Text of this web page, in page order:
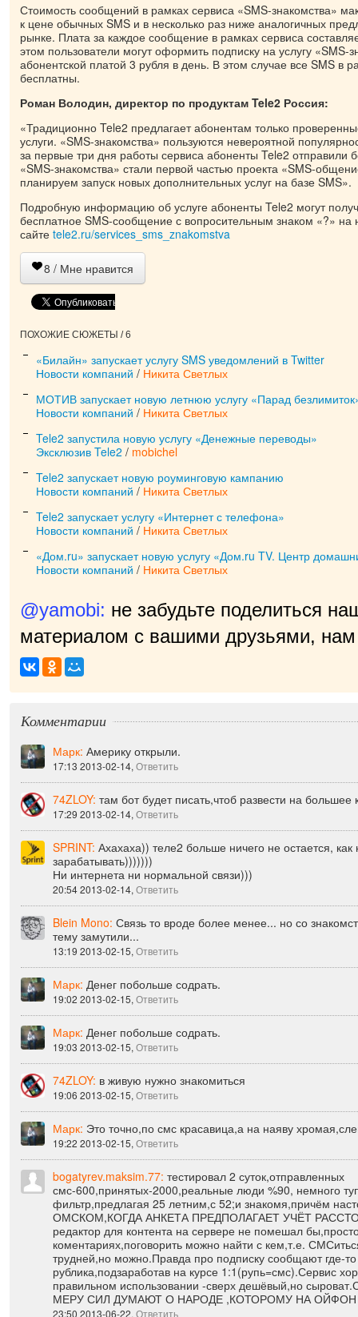
Стоимость сообщений в рамках сервиса «SMS-знакомства»
к цене обычных SMS и в несколько раз ниже аналогичных
рынке. Плата за каждое сообщение в рамках сервиса
этом пользователи могут оформить подписку на услугу «SMS-
абонентской платой 3 рубля в день. В этом случае все SMS в
бесплатны.
Роман Володин, директор по продуктам Tele2 Россия:
«Традиционно Tele2 предлагает абонентам только
услуги. «SMS-знакомства» пользуются невероятной
за первые три дня работы сервиса абоненты Tele2 отправили
«SMS-знакомства» стали первой частью проекта «SMS-
планируем запуск новых дополнительных услуг на базе SMS».
Подробную информацию об услуге абоненты Tele2 могут
бесплатное SMS-сообщение с вопросительным знаком «?» на
сайте tele2.ru/services_sms_znakomstva
8 / Мне нравится
ПОХОЖИЕ СЮЖЕТЫ / 6
«Билайн» запускает услугу SMS уведомлений в Twitter
Новости компаний / Никита Светлых
МОТИВ запускает новую летнюю услугу «Парад
Новости компаний / Никита Светлых
Tele2 запустила новую услугу «Денежные переводы»
Эксклюзив Tele2 / mobichel
Tele2 запускает новую роуминговую кампанию
Новости компаний / Никита Светлых
Tele2 запускает услугу «Интернет с телефона»
Новости компаний / Никита Светлых
«Дом.ru» запускает новую услугу «Дом.ru TV. Центр
Новости компаний / Никита Светлых
@yamobi: не забудьте поделиться
материалом с вашими друзьями, нам
прият|
Комментарии
Америку открыли.
17:13 2013-02-14,
там бот будет писать,чтоб развести на большее
17:29 2013-02-14, Ответить
SPRINT:Ахахаха)) теле2 больше ничего не остается, как
зарабатывать)))))))
Ни интернета ни нормальной связи)))
20:54 2013-02-14,
Blein Mono:Связь то вроде более менее... но со
тему замутили...
Денег побольше содрать.
Денег побольше содрать.
19:03 2013-02-15,
в живую нужно знакомиться
Это точно,по смс красавица,а на наяву
19:22 2013-02-15,
bogatyrev.maksim.77: тестировал 2 суток,отправленных
смс-600,принятых-2000,реальные люди %90, немного
фильтр,предлагая 25 летним,с 52;и знакомя,причём
ОМСКОМ,КОГДА АНКЕТА ПРЕДПОЛАГАЕТ УЧЁТ
редактор для контента на сервере не помешал
коментариях,поговорить можно найти с кем,т.е.
трудней,но можно.Правда про подписку сообщают где-
рублика,подзаработав на курсе 1:1(рупь=смс).Сервис
правильном использовании -сверх дешёвый,но